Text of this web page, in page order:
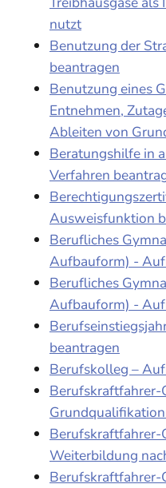
nutzt
Benutzung der
beantragen
Benutzung eines
Entnehmen,
Ableiten von
Beratungshilfe in
Verfahren
Ausweisfunktion
Berufliches
Aufbauform) -
Berufliches
Aufbauform) -
beantragen
Berufskolleg –
Weiterbildung